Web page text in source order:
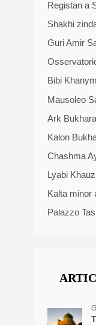
Registan a
Shakhi
Guri Amir
Bibi
Mausoleo
Ark Bukhara
Kalon
Chashma
Lyabi
Kalta minor
Palazzo